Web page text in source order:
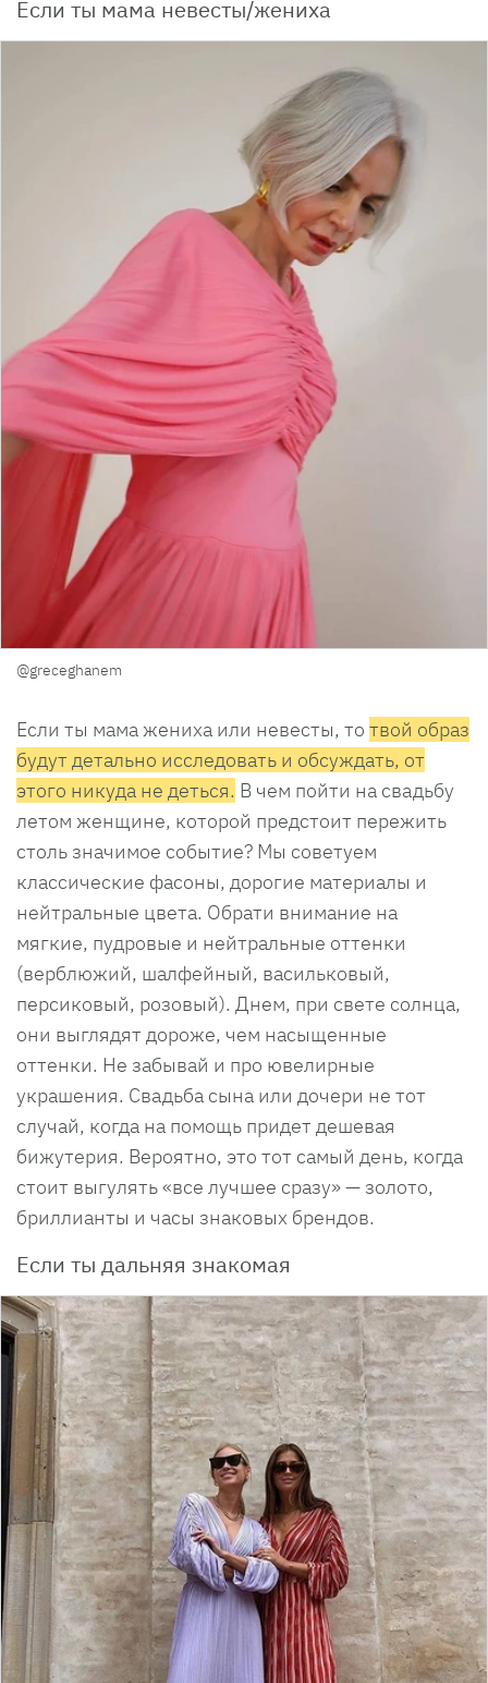
Если ты мама невесты/жениха
@greceghanem
Если ты мама жениха или невесты, то твой образ
будут детально исследовать и обсуждать, от
этого никуда не деться. В чем пойти на свадьбу
летом женщине, которой предстоит пережить
столь значимое событие? Мы советуем
классические фасоны, дорогие материалы и
нейтральные цвета. Обрати внимание на
мягкие, пудровые и нейтральные оттенки
(верблюжий, шалфейный, васильковый,
персиковый, розовый). Днем, при свете солнца,
они выглядят дороже, чем насыщенные
оттенки. Не забывай и про ювелирные
украшения. Свадьба сына или дочери не тот
случай, когда на помощь придет дешевая
бижутерия. Вероятно, это тот самый день, когда
стоит выгулять «все лучшее сразу» — золото,
бриллианты и часы знаковых брендов.
Если ты дальняя знакомая